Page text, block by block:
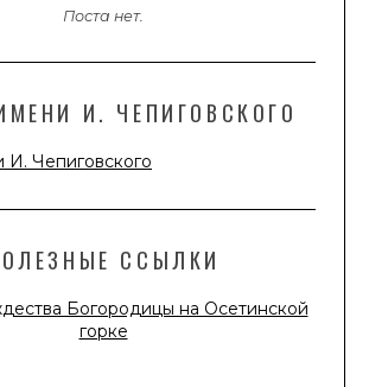
Поста нет.
И. ЧЕПИГОВСКОГО
Чепиговского
ССЫЛКИ